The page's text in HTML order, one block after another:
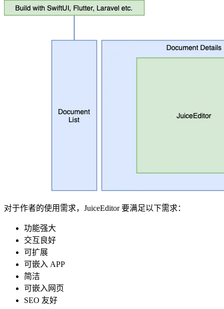
对于作者的使用需求，JuiceEditor 要满足以下需求：
功能强大
交互良好
可扩展
可嵌入 APP
简洁
可嵌入网页
SEO 友好